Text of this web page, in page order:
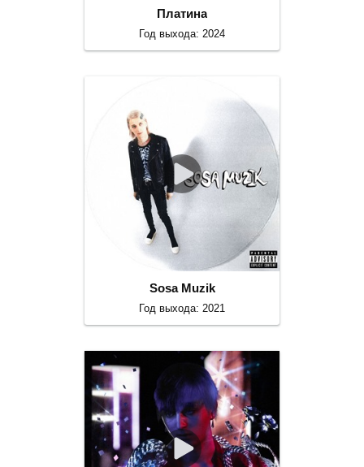
Платина
Год выхода: 2024
Sosa Muzik
Год выхода: 2021